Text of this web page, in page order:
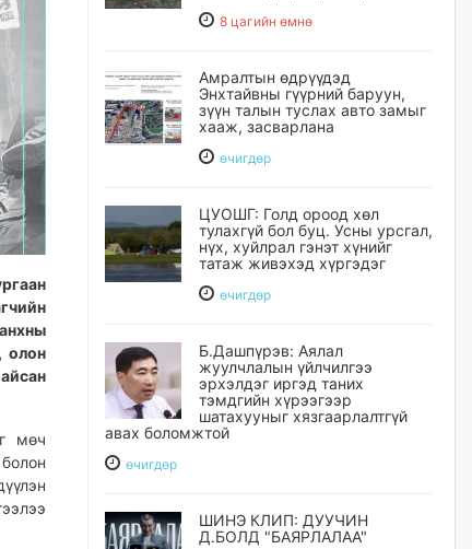
олон
мөч
8 цагийн өмнө
Амралтын өдрүүдэд
Энхтайвны гүүрний баруун,
зүүн талын туслах авто замыг
хааж, засварлана
өчигдѳр
ЦУОШГ: Голд ороод хөл
тулахгүй бол буц. Усны урсгал,
нүх, хуйлрал гэнэт хүнийг
татаж живэхэд хүргэдэг
өчигдѳр
Б.Дашпүрэв: Аялал
жуулчлалын үйлчилгээ
эрхэлдэг иргэд таних
тэмдгийн хүрээгээр
шатахууныг хязгаарлалтгүй
авах боломжтой
өчигдѳр
ШИНЭ КЛИП: ДУУЧИН
Д.БОЛД "БАЯРЛАЛАА"